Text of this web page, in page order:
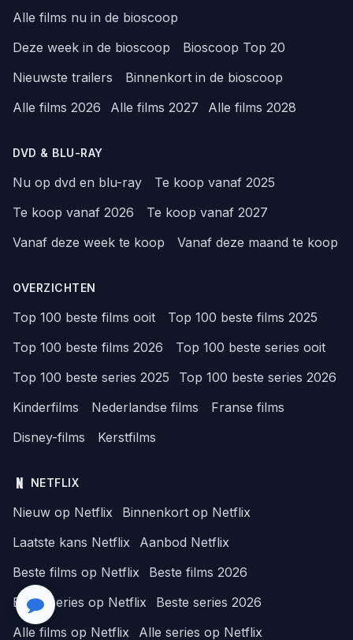
Alle films nu in de bioscoop
Deze week in de bioscoop
Bioscoop Top 20
Nieuwste trailers
Binnenkort in de bioscoop
Alle films 2026
Alle films 2027 Alle films 2028
DVD & BLU-RAY
Nu op dvd en blu-ray
Te koop vanaf 2025
Te koop vanaf 2026
Te koop vanaf 2027
Vanaf deze week te koop
Vanaf deze maand te koop
OVERZICHTEN
Top 100 beste films ooit
Top 100 beste films 2025
Top 100 beste films 2026
Top 100 beste series ooit
Top 100 beste series 2025
Top 100 beste series 2026
Kinderfilms
Nederlandse films
Franse films
Disney-films
Kerstfilms
NETFLIX
Nieuw op Netflix
Binnenkort op Netflix
Laatste kans Netflix
Aanbod Netflix
Beste films op Netflix
Beste films 2026
Beste series op Netflix
Beste series 2026
Alle films op Netflix
Alle series op Netflix